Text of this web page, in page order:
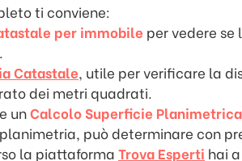
ti conviene:
per immobile per vedere
Catastale, utile per verificare la
dei metri quadrati.
unCalcolo Superficie Planimetrica
può determinare con
la piattaformaTrova Esperti hai